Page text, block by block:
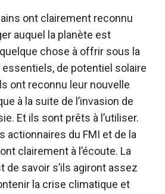
ont clairement reconnu
auquel la planète est
chose à offrir sous la
de potentiel solaire
ont reconnu leur nouvelle
à la suite de l’invasion de
Et ils sont prêts à l’utiliser.
actionnaires du FMI et de la
clairement à l’écoute. La
de savoir s’ils agiront assez
la crise climatique et